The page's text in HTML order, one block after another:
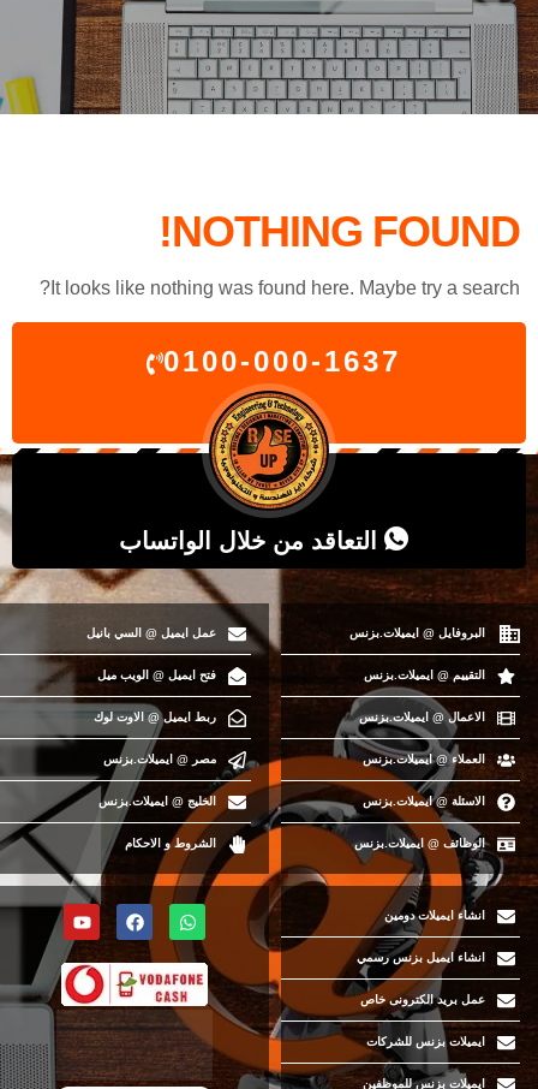
NOTHING FOUND!
It looks like nothing was found here. Maybe try a search?
0100-000-1637
التعاقد من خلال الواتساب
البروفايل @ ايميلات.بزنس
التقييم @ ايميلات.بزنس
الاعمال @ ايميلات.بزنس
العملاء @ ايميلات.بزنس
الاسئلة @ ايميلات.بزنس
الوظائف @ ايميلات.بزنس
عمل ايميل @ السي بانيل
فتح ايميل @ الويب ميل
ربط ايميل @ الاوت لوك
مصر @ ايميلات.بزنس
الخليج @ ايميلات.بزنس
الشروط و الاحكام
انشاء ايميلات دومين
انشاء ايميل بزنس رسمي
عمل بريد الكترونى خاص
ايميلات بزنس للشركات
ايميلات بزنس للموظفين